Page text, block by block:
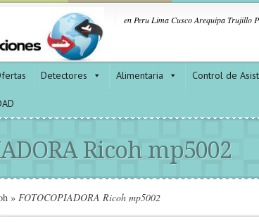
en Peru Lima Cusco Arequipa Trujillo
Detectores Alimentaria Control de
Ricoh mp5002
» FOTOCOPIADORA Ricoh mp5002